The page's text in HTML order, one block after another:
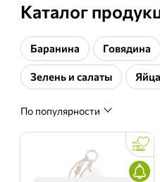
Каталог
Баранина Говядина
Зелень и салаты Яйца
По популярности